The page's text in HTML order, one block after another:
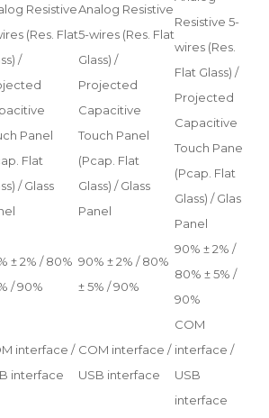
Resistive
(Res. Flat
/
Panel
Flat
/ Glass
Analog Resistive
5-wires (Res. Flat
Glass) /
Projected
Capacitive
Touch Panel
(Pcap. Flat
Glass) / Glass
Panel
Resistive 5-
wires (Res.
Flat Glass) /
Projected
Capacitive
Touch Panel
(Pcap. Flat
Glass) / Glass
Panel
± 2% / 80%
/ 90%
90% ± 2% / 80%
± 5% / 90%
90% ± 2% /
80% ± 5% /
90%
interface /
interface
COM interface /
USB interface
COM
interface /
USB
interface